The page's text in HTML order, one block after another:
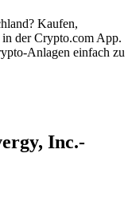
Kaufen,
der Crypto.com App.
Anlagen einfach zu
Inc.-